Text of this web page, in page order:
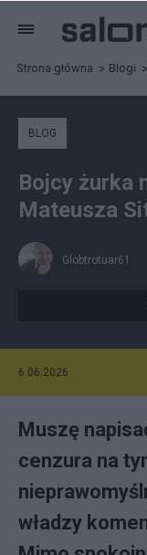
Strona główna Blogi
BLOG
Bojcy żurka
Mateusza
Globtrotuar61
6.06.2026
Muszę
cenzura na
władzy